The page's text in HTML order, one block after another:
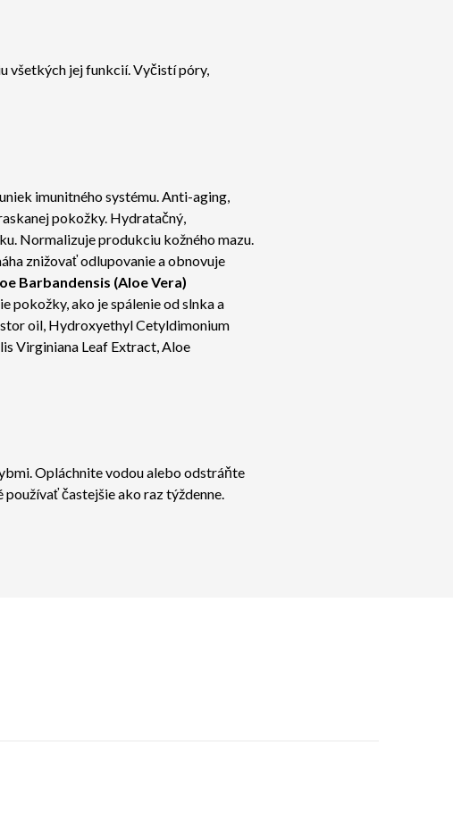
všetkých jej funkcií. Vyčistí póry,
imunitného systému. Anti-aging,
pokožky. Hydratačný,
Normalizuje produkciu kožného mazu.
znižovať odlupovanie a obnovuje
Barbandensis (Aloe Vera)
pokožky, ako je spálenie od slnka a
oil, Hydroxyethyl Cetyldimonium
Virginiana Leaf Extract, Aloe
Opláchnite vodou alebo odstráňte
častejšie ako raz týždenne.